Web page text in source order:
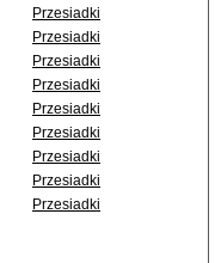
Przesiadki
Przesiadki
Przesiadki
Przesiadki
Przesiadki
Przesiadki
Przesiadki
Przesiadki
Przesiadki